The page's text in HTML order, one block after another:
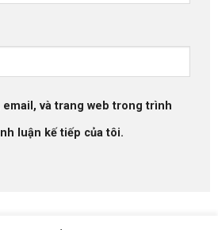
email, và trang web trong trình
luận kế tiếp của tôi.